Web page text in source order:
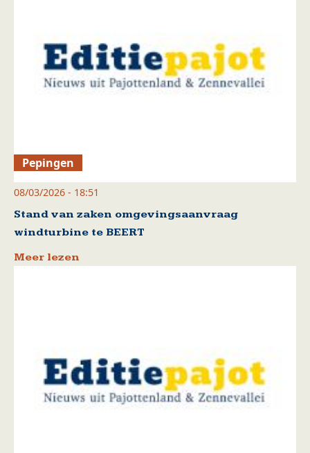
Pepingen
08/03/2026 - 18:51
Stand van zaken omgevingsaanvraag
windturbine te BEERT
Meer lezen